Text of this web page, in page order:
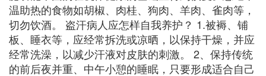
温助热的食物如胡椒、肉桂、狗肉、羊肉、雀肉等，
切勿饮酒。 盗汗病人应怎样自我养护？ 1.被褥、铺
板、睡衣等，应经常拆洗或凉晒，以保持干燥，并应
经常洗澡，以减少汗液对皮肤的刺激。 2、保持传统
的前后夜并重、中午小憩的睡眠，只要形成适合自己